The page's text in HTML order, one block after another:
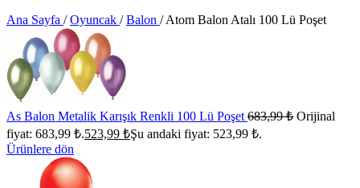
Ana Sayfa / Oyuncak / Balon / Atom Balon Atalı 100 Lü Poşet
As Balon Metalik Karışık Renkli 100 Lü Poşet 683,99₺ Orijinal
fiyat: 683,99 ₺.523,99 ₺Şu andaki fiyat: 523,99 ₺.
Ürünlere dön